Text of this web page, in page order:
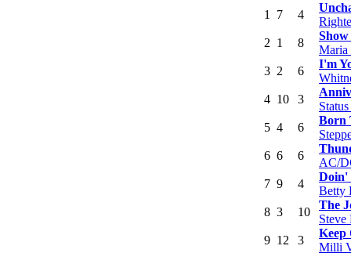
1 7 4
2 1 8
Maria
3 2 6
I'm
4 10 3
5 4 6
Born
6 6 6
AC/
7 9 4
Doin'
Betty
8 3 10
The
9 12 3
Keep
Milli